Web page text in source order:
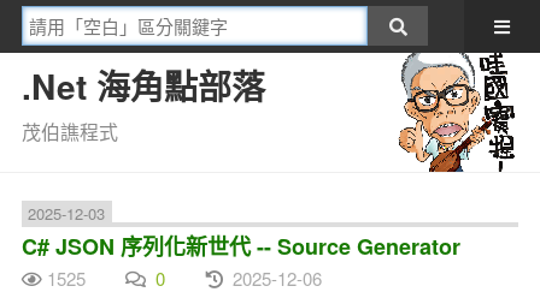
.Net 海角點部落
茂伯譙程式
2025-12-03
C# JSON 序列化新世代 -- Source Generator
1525 0 2025-12-06